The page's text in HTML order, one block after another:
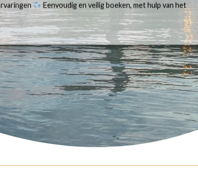
Eenvoudig en veilig boeken, met hulp van het